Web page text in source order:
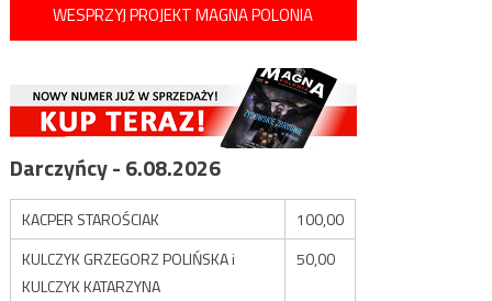
WESPRZYJ PROJEKT MAGNA POLONIA
Darczyńcy - 6.08.2026
KACPER STAROŚCIAK
100,00
KULCZYK GRZEGORZ POLIŃSKA i
KULCZYK KATARZYNA
50,00